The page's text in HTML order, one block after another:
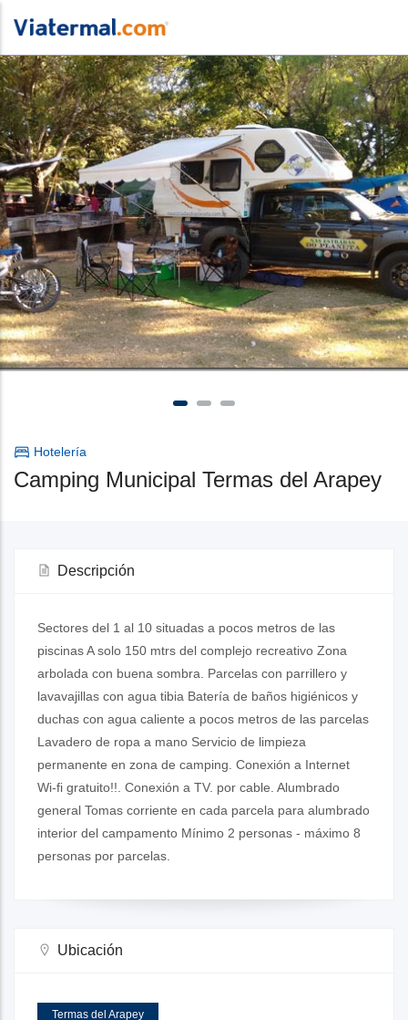
Hotelería
Camping Municipal Termas del Arapey
Descripción
Sectores del 1 al 10 situadas a pocos metros de las
piscinas A solo 150 mtrs del complejo recreativo Zona
arbolada con buena sombra. Parcelas con parrillero y
lavavajillas con agua tibia Batería de baños higiénicos y
duchas con agua caliente a pocos metros de las parcelas
Lavadero de ropa a mano Servicio de limpieza
permanente en zona de camping. Conexión a Internet
Wi-fi gratuito!!. Conexión a TV. por cable. Alumbrado
general Tomas corriente en cada parcela para alumbrado
interior del campamento Mínimo 2 personas - máximo 8
personas por parcelas.
Ubicación
Termas del Arapey